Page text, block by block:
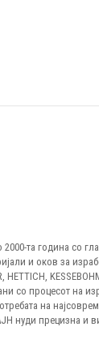
та година со
и оков за
со процесот на
на
нуди прецизна и